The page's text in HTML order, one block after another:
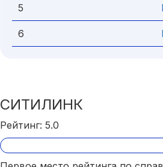
5
6
СИТИЛИНК
Рейтинг: 5.0